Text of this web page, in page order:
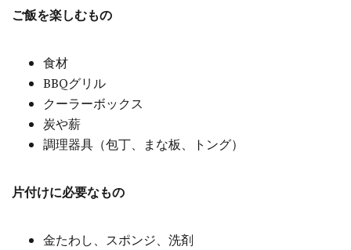
ご飯を楽しむもの
食材
BBQグリル
クーラーボックス
炭や薪
調理器具（包丁、まな板、トング）
片付けに必要なもの
金たわし、スポンジ、洗剤